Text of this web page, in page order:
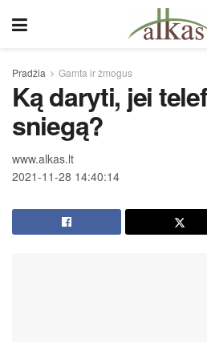
Pradžia Gamta ir žmogus
Ką daryti, jei
sniegą?
www.alkas.lt
2021-11-28 14:40:14